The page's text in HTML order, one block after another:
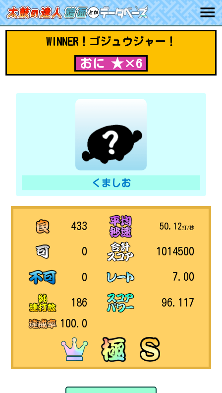
WINNER！ゴジュウジャー！
おに ★×6
くましお
433
0
0
186
100.0
50.12打/秒
1014500
7.00
96.117